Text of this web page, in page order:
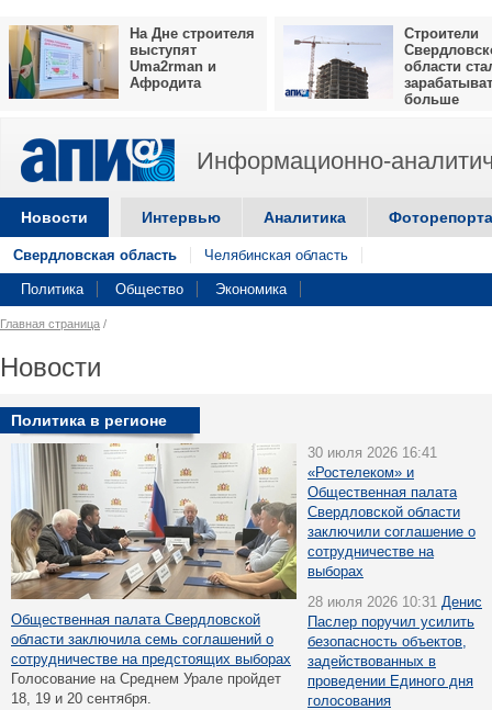
На Дне строителя
выступят
Uma2rman и
Афродита
Строители
области
больше
Информационно-
Новости Интервью Аналитика
Свердловская область Челябинская область
Политика Общество Экономика
Главная страница /
Новости
Политика в регионе
Общественная палата Свердловской
области заключила семь соглашений о
сотрудничестве на предстоящих выборах
Голосование на Среднем Урале пройдет
18, 19 и 20 сентября.
30 июля 2026 16:41
«Ростелеком» и
Общественная палата
Свердловской области
заключили соглашение о
сотрудничестве на
выборах
28 июля 2026 10:31 Денис
Паслер поручил усилить
безопасность объектов,
задействованных в
проведении Единого дня
голосования